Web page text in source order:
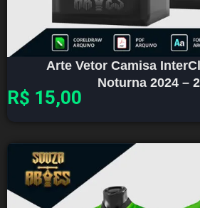
Arte Vetor Camisa
Noturna 2024 –
R$ 15,00